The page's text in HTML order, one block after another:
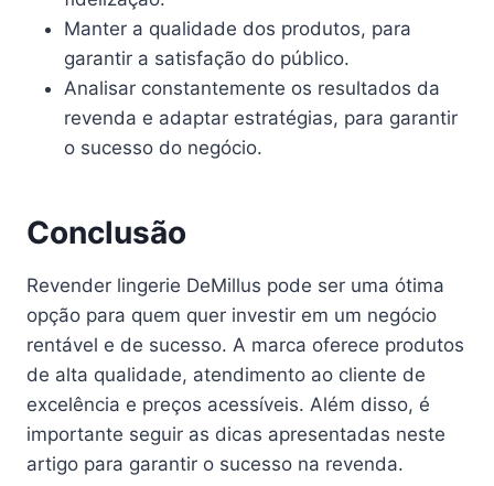
Manter a qualidade dos produtos, para
garantir a satisfação do público.
Analisar constantemente os resultados da
revenda e adaptar estratégias, para garantir
o sucesso do negócio.
Conclusão
Revender lingerie DeMillus pode ser uma ótima
opção para quem quer investir em um negócio
rentável e de sucesso. A marca oferece produtos
de alta qualidade, atendimento ao cliente de
excelência e preços acessíveis. Além disso, é
importante seguir as dicas apresentadas neste
artigo para garantir o sucesso na revenda.